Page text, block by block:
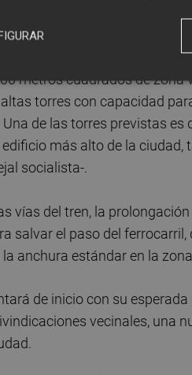
urbano de Fórmula 1 y
del Partido Popular.
metros cuadrados de zona
torres con capacidad
de las torres previstas
más alto de la
socialista-.
vías del tren, la
salvar el paso del
anchura estándar en la
de inicio con su
vecinales, una